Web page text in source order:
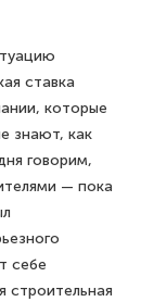
ставка
которые
знают, как
говорим,
— пока
себе
строительная